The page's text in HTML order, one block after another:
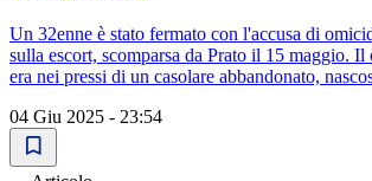
Un 32enne è stato fermato con l'accusa di
sulla escort, scomparsa da Prato il 15 maggio. Il
era nei pressi di un casolare abbandonato,
04 Giu 2025 - 23:54